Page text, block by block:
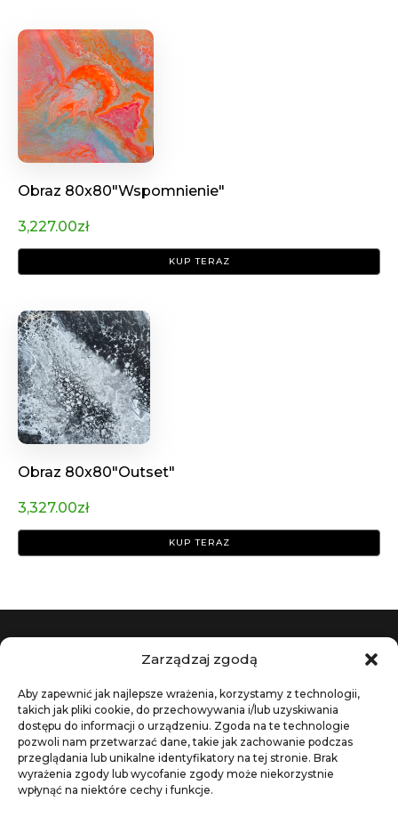
Zarządzaj zgodą
Aby zapewnić jak najlepsze wrażenia, korzystamy z technologii,
takich jak pliki cookie, do przechowywania i/lub uzyskiwania
dostępu do informacji o urządzeniu. Zgoda na te technologie
pozwoli nam przetwarzać dane, takie jak zachowanie podczas
przeglądania lub unikalne identyfikatory na tej stronie. Brak
wyrażenia zgody lub wycofanie zgody może niekorzystnie
wpłynąć na niektóre cechy i funkcje.
Obraz 80x80"Wspomnienie"
3,227.00zł
KUP TERAZ
Obraz 80x80"Outset"
3,327.00zł
KUP TERAZ
KOSZYK
ZAMÓWIENIE
MOJE KONTO
O MNIE
KONTAKT